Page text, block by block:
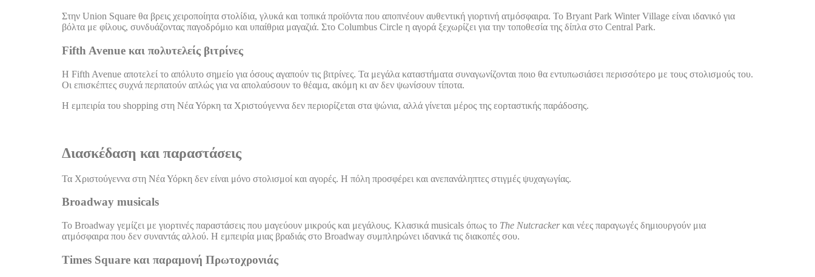
Στην Union Square θα βρεις χειροποίητα στολίδια, γλυκά και τοπικά προϊόντα που αποπνέουν αυθεντική γιορτινή ατμόσφαιρα. Το Bryant Park Winter Village είναι ιδανικό για
βόλτα με φίλους, συνδυάζοντας παγοδρόμιο και υπαίθρια μαγαζιά. Στο Columbus Circle η αγορά ξεχωρίζει για την τοποθεσία της δίπλα στο Central Park.
Fifth Avenue και πολυτελείς βιτρίνες
Η Fifth Avenue αποτελεί το απόλυτο σημείο για όσους αγαπούν τις βιτρίνες. Τα μεγάλα καταστήματα συναγωνίζονται ποιο θα εντυπωσιάσει περισσότερο με τους στολισμούς του.
Οι επισκέπτες συχνά περπατούν απλώς για να απολαύσουν το θέαμα, ακόμη κι αν δεν ψωνίσουν τίποτα.
Η εμπειρία του shopping στη Νέα Υόρκη τα Χριστούγεννα δεν περιορίζεται στα ψώνια, αλλά γίνεται μέρος της εορταστικής παράδοσης.
Διασκέδαση και παραστάσεις
Τα Χριστούγεννα στη Νέα Υόρκη δεν είναι μόνο στολισμοί και αγορές. Η πόλη προσφέρει και ανεπανάληπτες στιγμές ψυχαγωγίας.
Broadway musicals
Το Broadway γεμίζει με γιορτινές παραστάσεις που μαγεύουν μικρούς και μεγάλους. Κλασικά musicals όπως το The Nutcrackerκαι νέες παραγωγές δημιουργούν μια
ατμόσφαιρα που δεν συναντάς αλλού. Η εμπειρία μιας βραδιάς στο Broadway συμπληρώνει ιδανικά τις διακοπές σου.
Times Square και παραμονή Πρωτοχρονιάς